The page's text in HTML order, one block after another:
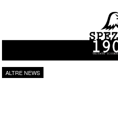
Vai al contenuto
ALTRE NEWS